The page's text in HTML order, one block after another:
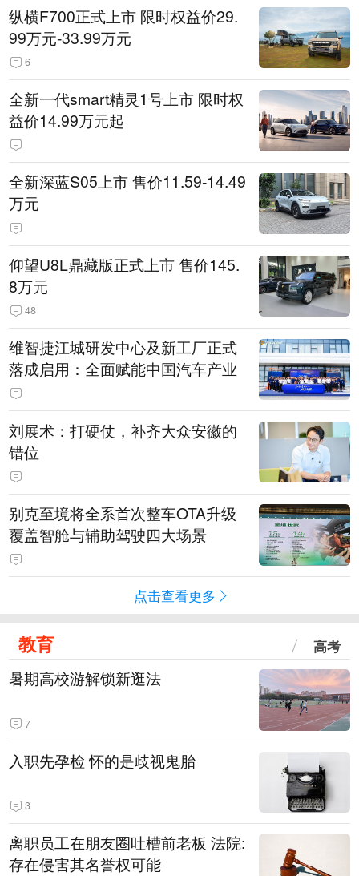
纵横F700正式上市 限时权益价29.
99万元-33.99万元
6
全新一代smart精灵1号上市 限时权
益价14.99万元起
全新深蓝S05上市 售价11.59-14.49
万元
仰望U8L鼎藏版正式上市 售价145.
8万元
48
维智捷江城研发中心及新工厂正式
落成启用：全面赋能中国汽车产业
刘展术：打硬仗，补齐大众安徽的
错位
别克至境将全系首次整车OTA升级
覆盖智舱与辅助驾驶四大场景
点击查看更多
教育 高考
暑期高校游解锁新逛法
7
入职先孕检 怀的是歧视鬼胎
3
离职员工在朋友圈吐槽前老板 法院:
存在侵害其名誉权可能